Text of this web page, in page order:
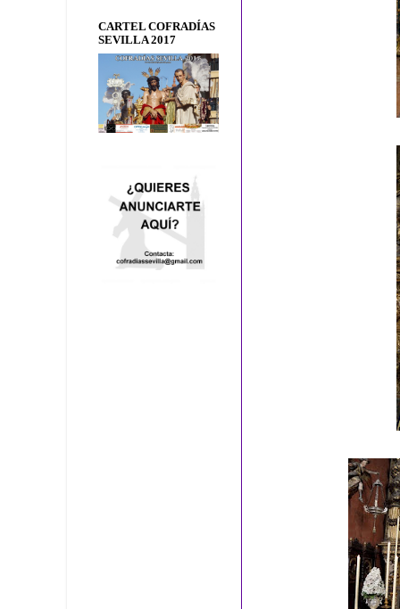
CARTEL COFRADÍAS
SEVILLA 2017